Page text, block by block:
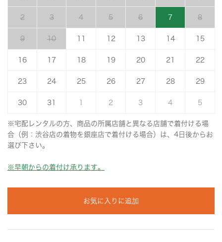
2 3 4 5 6 7 8
9 10 11 12 13 14 15
16 17 18 19 20 21 22
23 24 25 26 27 28 29
30 31 1 2 3 4 5
※宅配レンタルの方、商品の所属店舗と異なる店舗で着付ける場
合（例：渋谷店の着物を銀座店で着付ける場合）は、4日後からお
選び下さい。
※早朝からの着付け承ります。
お気に入りに追加